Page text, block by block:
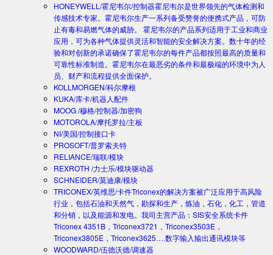
HONEYWELL/霍尼韦尔/控制器霍尼韦尔是世界领先的气体检测和
传感技术专家。霍尼韦尔生产一系列备受赞誉的便携式产品，可防
止有毒和易燃气体的威胁。 霍尼韦尔的产品系列适用于工业和商业
应用，可为各种气体提供灵活和智能的安全解决方案。数十年的经
验和对创新的承诺确保了霍尼韦尔的每件产品都按照最高的质量和
可靠性标准制造。霍尼韦尔在最恶劣的条件和最极端的环境中为人
员、财产和流程提供全面保护。
KOLLMORGEN/科尔摩根
KUKA/库卡/机器人配件
MOOG /穆格/控制器/加密狗
MOTOROLA/摩托罗拉/主板
NI/美国/控制接口卡
PROSOFT/普罗索夫特
RELIANCE/瑞联/模块
REXROTH /力士乐/模块驱动器
SCHNEIDER/莫迪康/模块
TRICONEX/英维思/卡件Triconex的解决方案被广泛应用于高风险
行业，包括石油和天然气，勘探和生产，炼油，石化，化工，管道
和分销，以及能源和发电。我司主营产品：SIS安全系统卡件
Triconex 4351B，Triconex3721，Triconex3503E，
Triconex3805E，Triconex3625….数字输入输出通讯模块等
WOODWARD/伍德沃德/调速器